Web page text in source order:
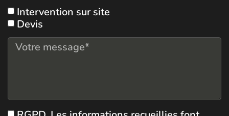
Intervention sur site
Devis